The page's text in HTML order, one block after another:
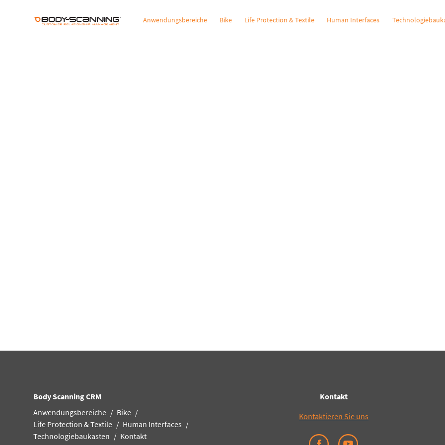
Anwendungsbereiche Bike Life Protection & Textile Human Interfaces
Body Scanning CRM
Anwendungsbereiche
Bike
Life Protection & Textile
Human Interfaces
Technologiebaukasten
Kontakt
Kontakt
Kontaktieren Sie uns